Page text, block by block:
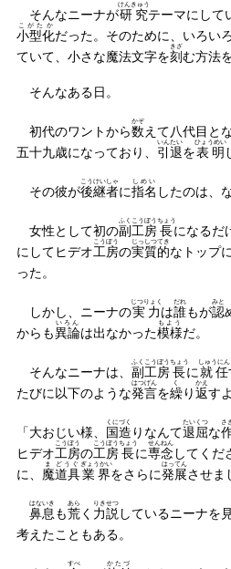
そんなニーナが研究
けんきゅう
テーマにして
小型化
こがたか
だった。そのために、いろい
ていて、小さな魔法文字を刻
きざ
む方法
そんなある日。
初代のワントから数
かぞ
えて八代目と
五十九歳になっており、 引退
いんたい
を表明
ひょうめい
その彼が後継者
こうけいしゃ
に指名
しめい
したのは、
女性として初の副工房
ふくこうぼう
長
ちょう
になるだ
にしてヒデオ工房
こうぼう
の実質的
じっしつてき
なトップ
った。
しかし、ニーナの実力
じつりょく
は誰
だれ
もが認
みと
からも異論
いろん
は出なかった模様
もよう
だ。
そんなニーナは、 副工房
ふくこうぼう
長
ちょう
に就任
しゅうにん
たびに以下のような発言
はつげん
を繰
く
り返
かえ
す
「大おじい様、 国造
くにづく
りなんて退屈
たいくつ
な
さ
ヒデオ工房
こうぼう
の工房
こうぼう
長
ちょう
に専念
せんねん
してくだ
に、 魔
ま
道具
どうぐ
業界
ぎょうかい
をさらに発展
はってん
させま
鼻息
はないき
も荒
あら
く 力説
りきせつ
しているニーナを
考えたこともある。
すべ かたづ